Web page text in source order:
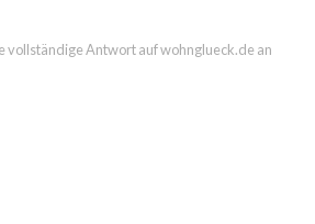
vollständige Antwort auf wohnglueck.de an